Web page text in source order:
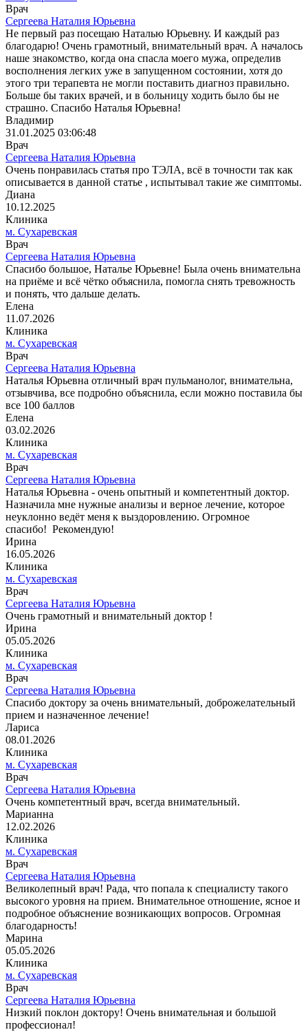
Врач
Сергеева Наталия Юрьевна
Не первый раз посещаю Наталью Юрьевну. И каждый раз
благодарю! Очень грамотный, внимательный врач. А началось
наше знакомство, когда она спасла моего мужа, определив
восполнения легких уже в запущенном состоянии, хотя до
этого три терапевта не могли поставить диагноз правильно.
Больше бы таких врачей, и в больницу ходить было бы не
страшно. Спасибо Наталья Юрьевна!
Владимир
31.01.2025 03:06:48
Врач
Сергеева Наталия Юрьевна
Очень понравилась статья про ТЭЛА, всё в точности так как
описывается в данной статье , испытывал такие же симптомы.
Диана
10.12.2025
Клиника
м. Сухаревская
Врач
Сергеева Наталия Юрьевна
Спасибо большое, Наталье Юрьевне! Была очень внимательна
на приёме и всё чётко объяснила, помогла снять тревожность
и понять, что дальше делать.
Елена
11.07.2026
Клиника
м. Сухаревская
Врач
Сергеева Наталия Юрьевна
Наталья Юрьевна отличный врач пульманолог, внимательна,
отзывчива, все подробно объяснила, если можно поставила бы
все 100 баллов
Елена
03.02.2026
Клиника
м. Сухаревская
Врач
Сергеева Наталия Юрьевна
Наталья Юрьевна - очень опытный и компетентный доктор.
Назначила мне нужные анализы и верное лечение, которое
неуклонно ведёт меня к выздоровлению. Огромное
спасибо! Рекомендую!
Ирина
16.05.2026
Клиника
м. Сухаревская
Врач
Сергеева Наталия Юрьевна
Очень грамотный и внимательный доктор !
Ирина
05.05.2026
Клиника
м. Сухаревская
Врач
Сергеева Наталия Юрьевна
Спасибо доктору за очень внимательный, доброжелательный
прием и назначенное лечение!
Лариса
08.01.2026
Клиника
м. Сухаревская
Врач
Сергеева Наталия Юрьевна
Очень компетентный врач, всегда внимательный.
Марианна
12.02.2026
Клиника
м. Сухаревская
Врач
Сергеева Наталия Юрьевна
Великолепный врач! Рада, что попала к специалисту такого
высокого уровня на прием. Внимательное отношение, ясное и
подробное объяснение возникающих вопросов. Огромная
благодарность!
Марина
05.05.2026
Клиника
м. Сухаревская
Врач
Сергеева Наталия Юрьевна
Низкий поклон доктору! Очень внимательная и большой
профессионал!